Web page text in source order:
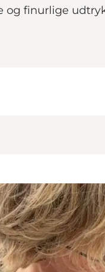
og finurlige